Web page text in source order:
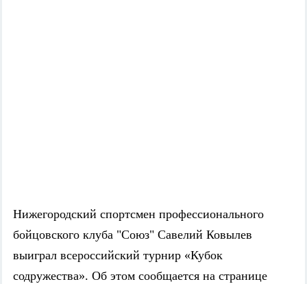
Нижегородский спортсмен профессионального
бойцовского клуба "Союз" Савелий Ковылев
выиграл всероссийский турнир «Кубок
содружества». Об этом сообщается на странице